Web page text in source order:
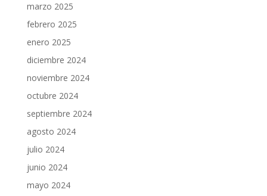
marzo 2025
febrero 2025
enero 2025
diciembre 2024
noviembre 2024
octubre 2024
septiembre 2024
agosto 2024
julio 2024
junio 2024
mayo 2024